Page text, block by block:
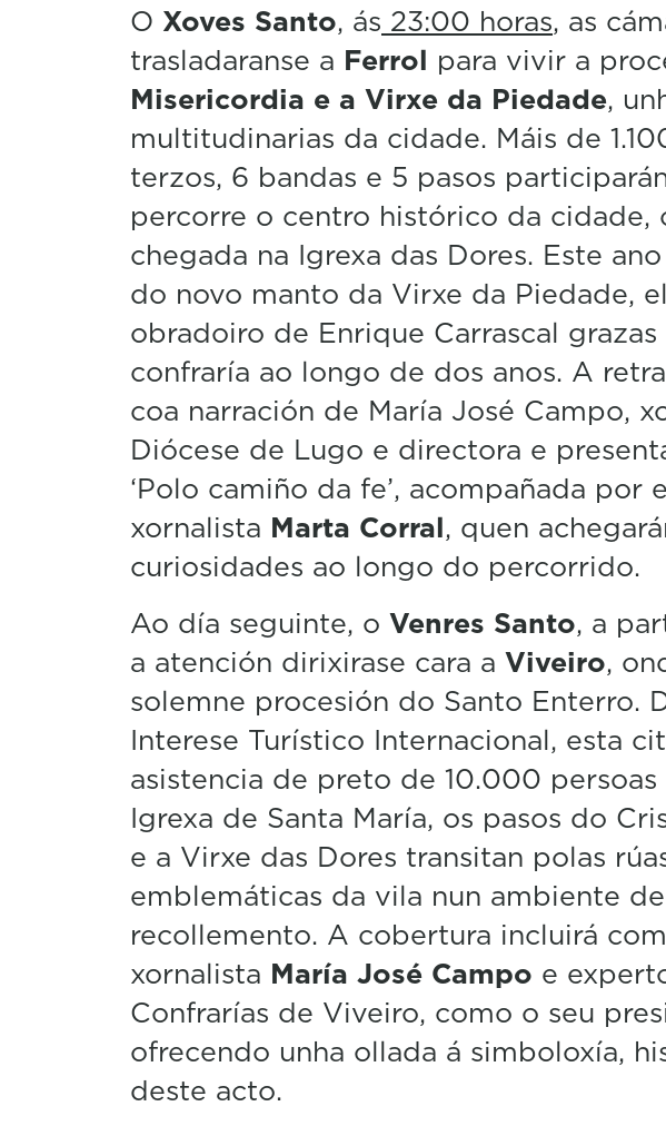
O Xoves Santo, ás 23:00 horas, as
trasladaranse a Ferrol para vivir a
Misericordia e a Virxe da Piedade,
multitudinarias da cidade. Máis de
terzos, 6 bandas e 5 pasos
percorre o centro histórico da cidade,
chegada na Igrexa das Dores. Este
do novo manto da Virxe da Piedade,
obradoiro de Enrique Carrascal
confraría ao longo de dos anos. A
coa narración de María José Campo,
Diócese de Lugo e directora e
‘Polo camiño da fe’, acompañada por
xornalista Marta Corral, quen
curiosidades ao longo do percorrido.
Ao día seguinte, o Venres Santo, a
a atención dirixirase cara a Viveiro,
solemne procesión do Santo Enterro.
Interese Turístico Internacional, esta
asistencia de preto de 10.000 persoas
Igrexa de Santa María, os pasos do
e a Virxe das Dores transitan polas
emblemáticas da vila nun ambiente
recollemento. A cobertura incluirá
xornalista María José Campo e
Confrarías de Viveiro, como o seu
ofrecendo unha ollada á simboloxía,
deste acto.